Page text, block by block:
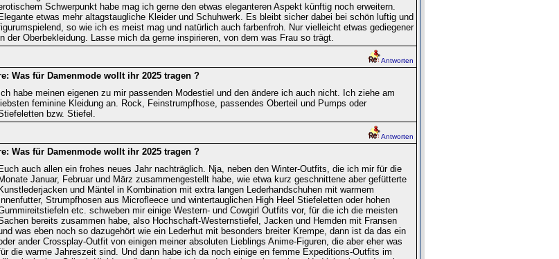
Schwerpunkt habe mag ich gerne den etwas eleganteren Aspekt künftig noch erweitern.
Elegante etwas mehr altagstaugliche Kleider und Schuhwerk. Es bleibt sicher dabei bei schön luftig und
so wie ich es meist mag und natürlich auch farbenfroh. Nur vielleicht etwas gediegener
der Oberbekleidung. Lasse mich da gerne inspirieren, von dem was Frau so trägt.
Antworten
Was für Damenmode wollt ihr 2025 tragen ?
Ich habe meinen eigenen zu mir passenden Modestiel und den ändere ich auch nicht. Ich ziehe am
liebsten feminine Kleidung an. Rock, Feinstrumpfhose, passendes Oberteil und Pumps oder
bzw. Stiefel.
Antworten
Was für Damenmode wollt ihr 2025 tragen ?
Euch auch allen ein frohes neues Jahr nachträglich. Nja, neben den Winter-Outfits, die ich mir für die
Monate Januar, Februar und März zusammengestellt habe, wie etwa kurz geschnittene aber gefütterte
Kunstlederjacken und Mäntel in Kombination mit extra langen Lederhandschuhen mit warmem
Innenfutter, Strumpfhosen aus Microfleece und wintertauglichen High Heel Stiefeletten oder hohen
etc. schweben mir einige Western- und Cowgirl Outfits vor, für die ich die meisten
bereits zusammen habe, also Hochschaft-Westernstiefel, Jacken und Hemden mit Fransen
was eben noch so dazugehört wie ein Lederhut mit besonders breiter Krempe, dann ist da das ein
ander Crossplay-Outfit von einigen meiner absoluten Lieblings Anime-Figuren, die aber eher was
die warme Jahreszeit sind. Und dann habe ich da noch einige en femme Expeditions-Outfits im